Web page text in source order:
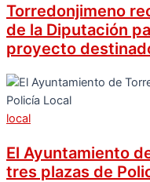
Torredonjimeno
de la Diputación
proyecto
local
El Ayuntamiento
tres plazas de